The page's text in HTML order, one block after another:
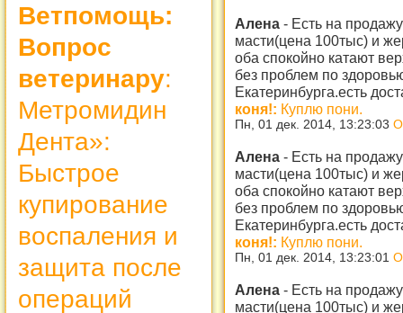
Ветпомощь:
Вопрос
ветеринару:
Метромидин
Дента»:
Быстрое
купирование
воспаления и
защита после
операций
Алена - Есть на
масти(цена 100тыс) и
оба спокойно катают
без проблем по
Екатеринбурга.есть
коня!: Куплю пони.
Пн, 01 дек. 2014, 13:23:03
Алена - Есть на
масти(цена 100тыс) и
оба спокойно катают
без проблем по
Екатеринбурга.есть
коня!: Куплю пони.
Пн, 01 дек. 2014, 13:23:01
Алена - Есть на
масти(цена 100тыс) и